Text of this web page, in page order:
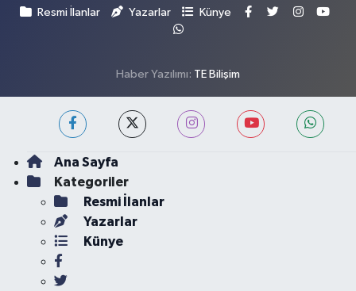
Resmi İlanlar Yazarlar Künye
Haber Yazılımı: TE Bilişim
Ana Sayfa
Kategoriler
Resmi İlanlar
Yazarlar
Künye